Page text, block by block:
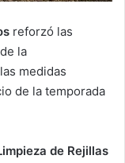
reforzó las
la
medidas
de la temporada
de Rejillas